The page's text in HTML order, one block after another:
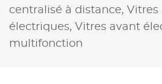
centralisé à distance, Vitres
électriques, Vitres avant
multifonction